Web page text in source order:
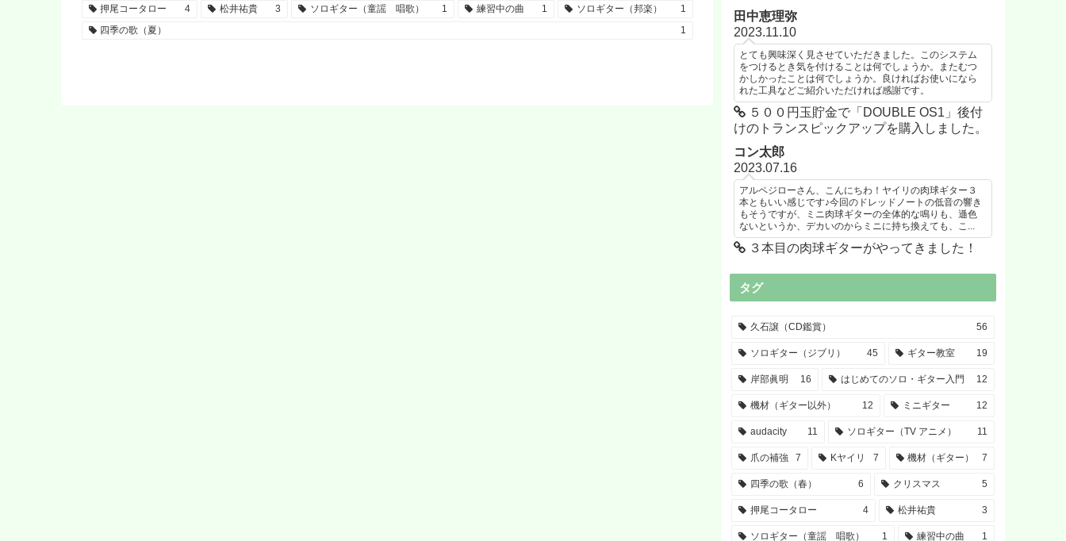
押尾コータロー
4 松井祐貴 3 ソロギター（童謡 唱歌） 1 練習中の曲 1 ソロギター（邦楽）
1
四季の歌（夏）
1
田中恵理弥
2023.11.10
とても興味深く見させていただきました。このシステム
をつけるとき気を付けることは何でしょうか。またむつ
かしかったことは何でしょうか。良ければお使いになら
れた工具などご紹介いただければ感謝です。
５００円玉貯金で「DOUBLE OS1」後付
けのトランスピックアップを購入しました。
コン太郎
2023.07.16
アルペジローさん、こんにちわ！ヤイリの肉球ギター３
本ともいい感じです♪今回のドレッドノートの低音の響き
もそうですが、ミニ肉球ギターの全体的な鳴りも、遜色
ないというか、デカいのからミニに持ち換えても、こ...
３本目の肉球ギターがやってきました！
タグ
久石譲（CD鑑賞） 56
ソロギター（ジブリ） 45 ギター教室 19
岸部眞明 16 はじめてのソロ・ギター入門 12
機材（ギター以外） 12 ミニギター 12
audacity 11 ソロギター（TV アニメ） 11
爪の補強 7 Kヤイリ 7 機材（ギター） 7
四季の歌（春） 6 クリスマス 5
押尾コータロー 4 松井祐貴 3
ソロギター（童謡 唱歌） 1 練習中の曲 1